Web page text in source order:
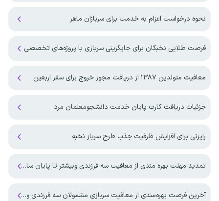
نحوه درخواست اعزام به خدمت برای سربازان ماهر
فرصت طلایی نخبگان برای جایگزینی سربازی با پروژه‌های تخصصی
معافیت متولدین ۱۳۸۷ از دریافت مجوز خروج برای سفر اربعین
جزئیات دریافت کارت پایان خدمت دانشجومعلمان مرد
رایزنی برای افزایش ظرفیت جذب طرح سرباز نخبه
تمدید مهلت بهره مندی از معافیت سه فرزندی وبیشتر تا پایان سال ۱۴۰۷ ‌
آخرین فرصت بهره‌مندی از معافیت سربازی مشمولان سه فرزندی و بیشتر تا پایان شهریور ماه ۱۴۰۵